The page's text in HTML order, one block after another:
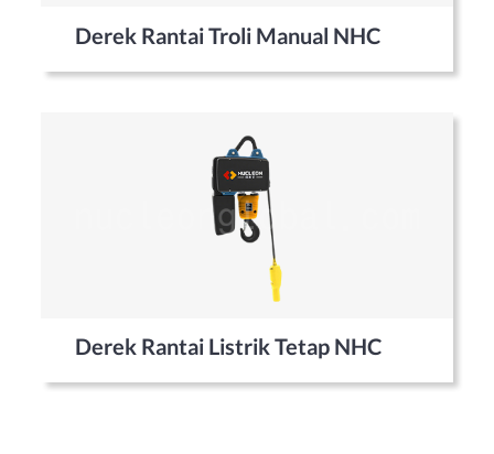
Derek Rantai Troli Manual NHC
Derek Rantai Listrik Tetap NHC